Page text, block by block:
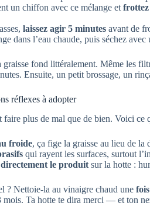
un chiffon avec ce mélange et frottez
laissez agir 5 minutes avant de
dans l’eau chaude, puis séchez
fond littéralement. Même les
Ensuite, un petit brossage, un
réflexes à adopter
faire plus de mal que de bien. Voici ce
froide, ça fige la graisse au lieu de la
qui rayent les surfaces, surtout
le produit sur la hotte :
? Nettoie-la au vinaigre chaud une
mois. Ta hotte te dira merci — et ton